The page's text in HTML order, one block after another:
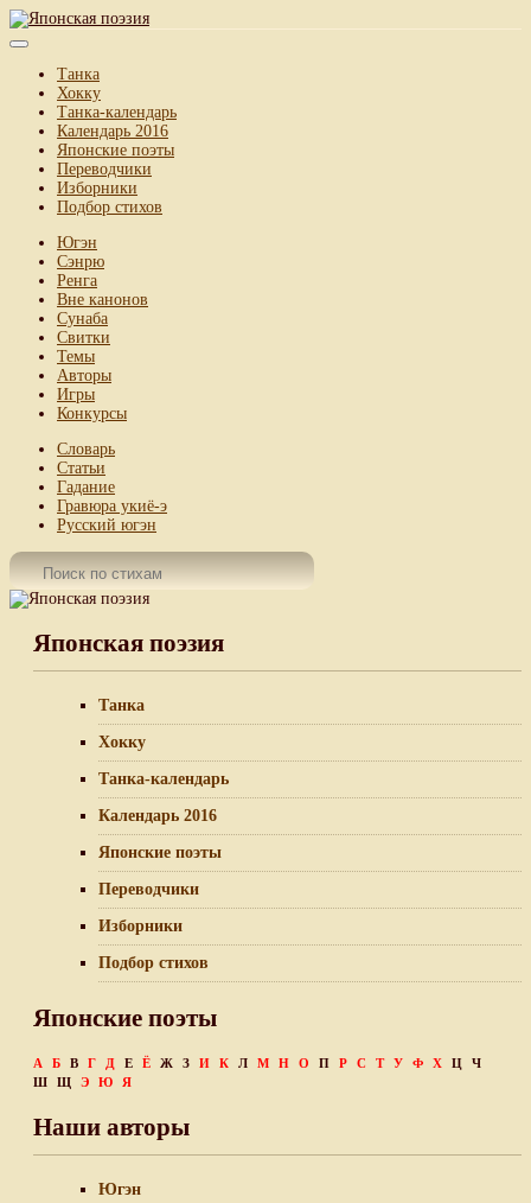
Танка
Хокку
Танка-календарь
Календарь 2016
Японские поэты
Переводчики
Изборники
Подбор стихов
Югэн
Сэнрю
Ренга
Вне канонов
Сунаба
Свитки
Темы
Авторы
Игры
Конкурсы
Словарь
Статьи
Гадание
Гравюра укиё-э
Русский югэн
Японская поэзия
Танка
Хокку
Танка-календарь
Календарь 2016
Японские поэты
Переводчики
Изборники
Подбор стихов
Японские поэты
А Б В Г Д Е Ё Ж З И К Л М Н О П Р С Т У Ф Х Ц
Ч
Ш
Щ Э Ю Я
Наши авторы
Югэн